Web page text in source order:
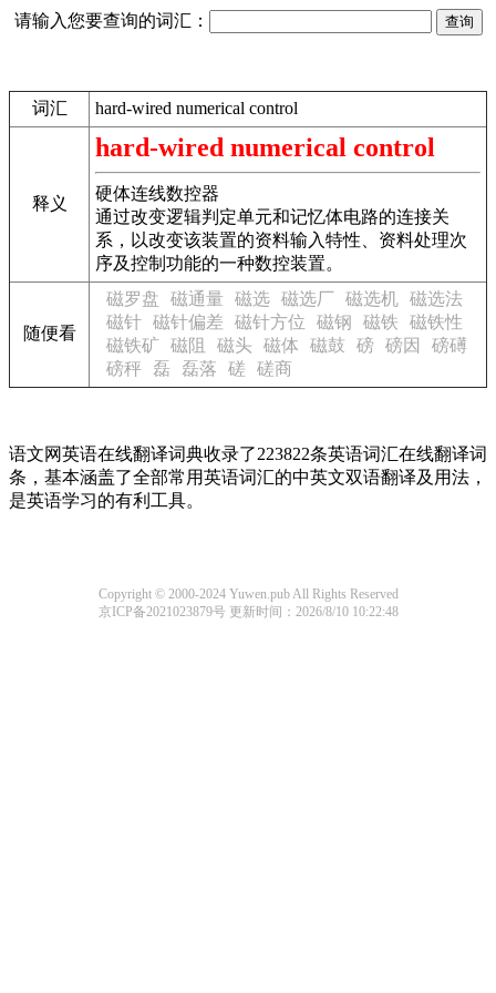
请输入您要查询的词汇：
词汇 hard-wired numerical control
释义
hard-wired numerical control
硬体连线数控器
通过改变逻辑判定单元和记忆体电路的连接关
系，以改变该装置的资料输入特性、资料处理次
序及控制功能的一种数控装置。
随便看
磁罗盘 磁通量 磁选 磁选厂 磁选机 磁选法
磁针 磁针偏差 磁针方位 磁钢 磁铁
磁铁性
磁铁矿 磁阻 磁头 磁体 磁鼓 磅 磅因
磅礡
磅秤
磊 磊落 磋 磋商
语文网英语在线翻译词典收录了223822条英语词汇在线翻译词
条，基本涵盖了全部常用英语词汇的中英文双语翻译及用法，
是英语学习的有利工具。
Copyright © 2000-2024 Yuwen.pub All Rights Reserved
京ICP备2021023879号更新时间：2026/8/10 10:22:48